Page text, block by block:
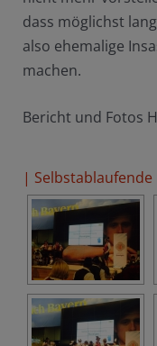
dass möglichst
also ehemalige
machen.
Bericht und Fotos
| Selbstablaufende